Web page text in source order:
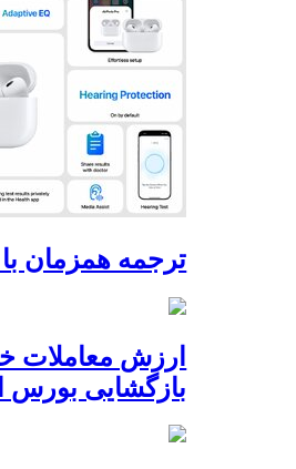
ترجمه همزمان با
ارزش معاملات
بازگشایی بورس